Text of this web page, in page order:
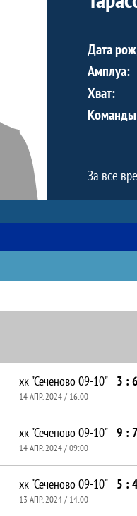
Дата
Амплуа:
Хват:
За все
хк "Сеченово 09-10" 3 :
14 АПР. 2024 / 16:00
хк "Сеченово 09-10" 9 :
14 АПР. 2024 / 09:00
хк "Сеченово 09-10" 5 :
13 АПР. 2024 / 14:00